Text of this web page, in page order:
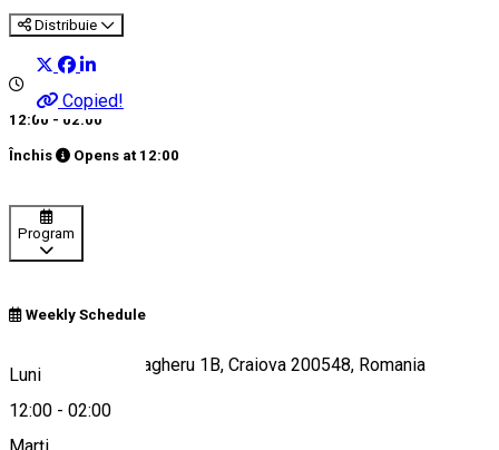
Distribuie
Copied!
12:00 - 02:00
Închis Opens at 12:00
Program
Weekly Schedule
Luni
12:00 - 02:00
Strada General Magheru 1B, Craiova 200548, Romania